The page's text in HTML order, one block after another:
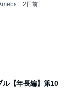
2日前
ル【年長編】第10